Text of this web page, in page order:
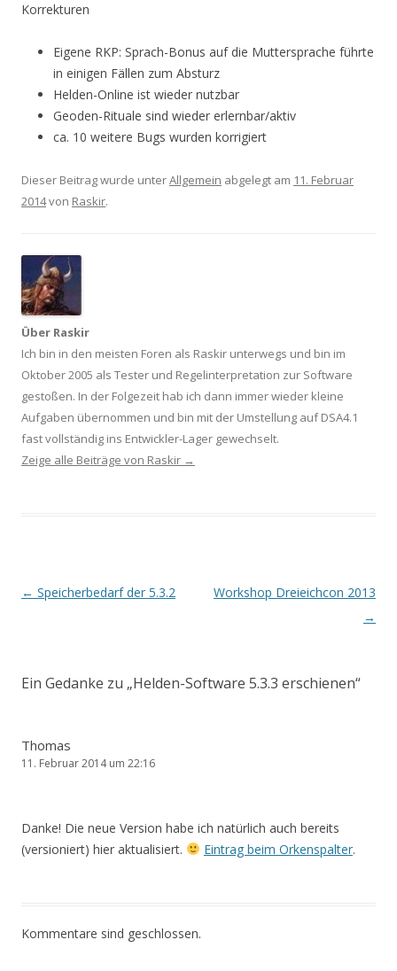
Korrekturen
Eigene RKP: Sprach-Bonus auf die Muttersprache führte
in einigen Fällen zum Absturz
Helden-Online ist wieder nutzbar
Geoden-Rituale sind wieder erlernbar/aktiv
ca. 10 weitere Bugs wurden korrigiert
Dieser Beitrag wurde unterAllgemein abgelegt am 11. Februar
2014von Raskir.
Über Raskir
Ich bin in den meisten Foren als Raskir unterwegs und bin im
Oktober 2005 als Tester und Regelinterpretation zur Software
gestoßen. In der Folgezeit hab ich dann immer wieder kleine
Aufgaben übernommen und bin mit der Umstellung auf DSA4.1
fast vollständig ins Entwickler-Lager gewechselt.
Zeige alle Beiträge von Raskir →
Beitrags-
← Speicherbedarf der 5.3.2
Workshop Dreieichcon 2013
→
Ein Gedanke zu „Helden-Software 5.3.3 erschienen“
Thomas
11. Februar 2014 um 22:16
Danke! Die neue Version habe ich natürlich auch bereits
(versioniert) hier aktualisiert.
Eintrag beim Orkenspalter.
Kommentare sind geschlossen.